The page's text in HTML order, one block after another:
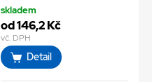
skladem
od 146,2 Kč
vč. DPH
Detail